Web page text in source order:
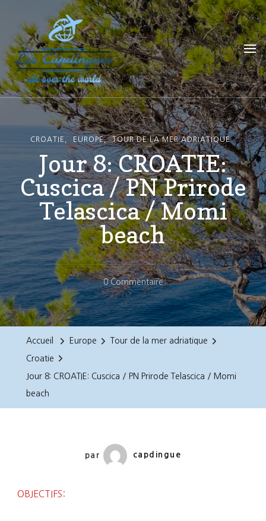
Les Capdingues
blog de voyage
CROATIE EUROPE TOUR DE LA MER ADRIATIQUE
Jour 8: CROATIE:
Cuscica / PN Prirode
Telascica / Momi
beach
0 CommentaireSur
Jour
8:
Momi
Accueil Europe Tour de la mer adriatique
Croatie
Jour 8: CROATIE: Cuscica / PN Prirode Telascica / Momi
beach
par capdingue
OBJECTIFS: